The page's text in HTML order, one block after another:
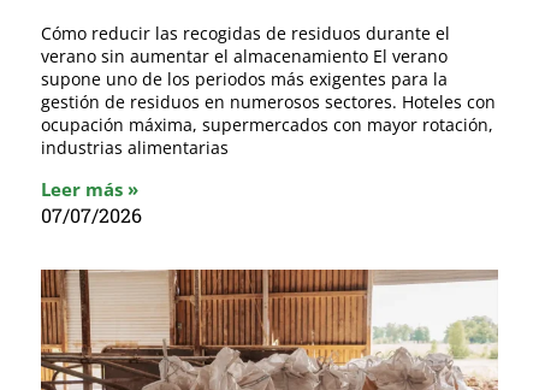
Cómo reducir las recogidas de residuos durante el
verano sin aumentar el almacenamiento El verano
supone uno de los periodos más exigentes para la
gestión de residuos en numerosos sectores. Hoteles con
ocupación máxima, supermercados con mayor rotación,
industrias alimentarias
Leer más »
07/07/2026